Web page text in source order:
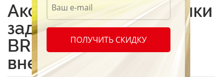
Аксессуары Брызговики
задние Novline
BRILLIANCE V5, 2014
внедорожник 2 шт.
ПОЛУЧИТЬ СКИДКУ